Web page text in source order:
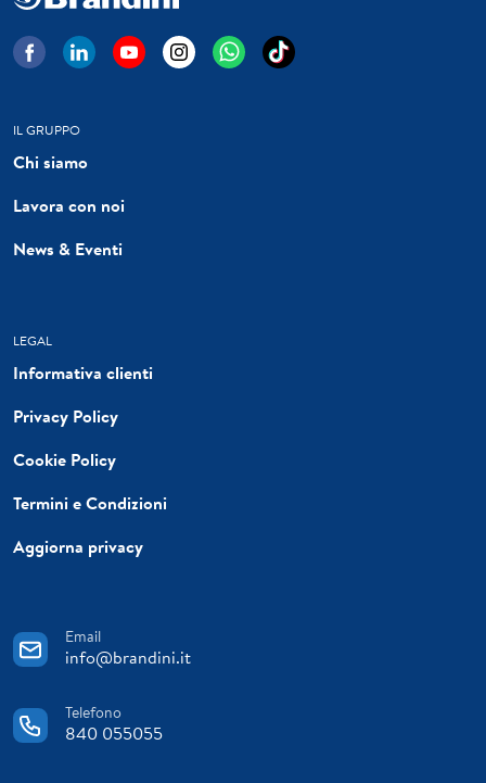
IL GRUPPO
Chi siamo
Lavora con noi
News & Eventi
LEGAL
Informativa clienti
Privacy Policy
Cookie Policy
Termini e Condizioni
Aggiorna privacy
Email
info@brandini.it
Telefono
840 055055